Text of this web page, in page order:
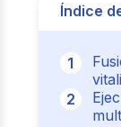
Índice